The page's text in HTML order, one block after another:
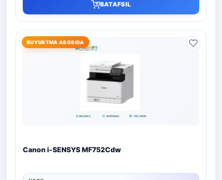
BATAFSIL
BUYURTMA ASOSIDA
Canon i-SENSYS MF752Cdw